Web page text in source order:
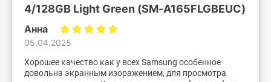
4/128GB Light Green (SM-A165FLGBEUC)
Анна
05.04.2025
Хорошее качество как у всех Samsung особенное
довольна экранным изоражением, для просмотра